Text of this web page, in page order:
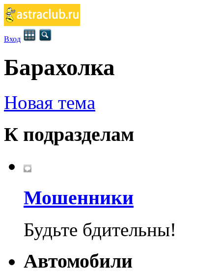
Вход
Барахолка
Новая тема
К подразделам
Мошенники
Будьте бдительны!
Автомобили